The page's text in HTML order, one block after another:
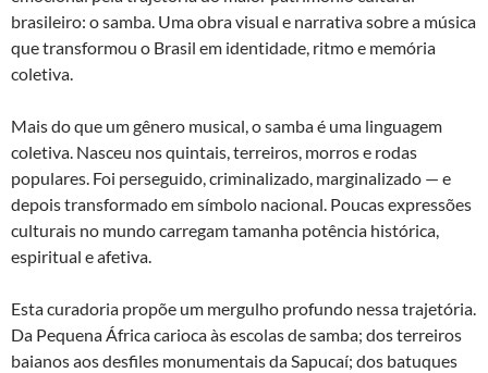
brasileiro: o samba. Uma obra visual e narrativa sobre a música
que transformou o Brasil em identidade, ritmo e memória
coletiva.
Mais do que um gênero musical, o samba é uma linguagem
coletiva. Nasceu nos quintais, terreiros, morros e rodas
populares. Foi perseguido, criminalizado, marginalizado — e
depois transformado em símbolo nacional. Poucas expressões
culturais no mundo carregam tamanha potência histórica,
espiritual e afetiva.
Esta curadoria propõe um mergulho profundo nessa trajetória.
Da Pequena África carioca às escolas de samba; dos terreiros
baianos aos desfiles monumentais da Sapucaí; dos batuques